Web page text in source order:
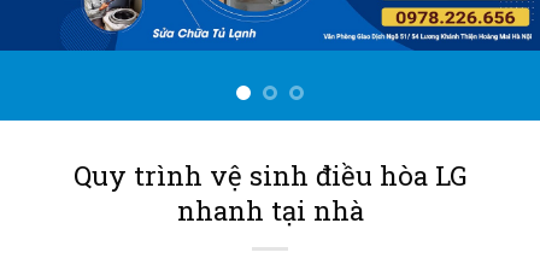
Quy trình vệ sinh điều hòa LG
nhanh tại nhà